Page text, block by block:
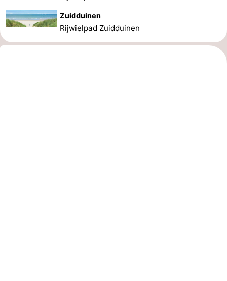
Zuidduinen
Rijwielpad Zuidduinen